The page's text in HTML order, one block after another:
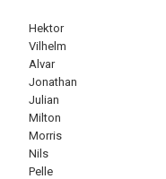
Hektor
Vilhelm
Alvar
Jonathan
Julian
Milton
Morris
Nils
Pelle